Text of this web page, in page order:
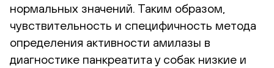
нормальных значений. Таким образом,
чувствительность и специфичность метода
определения активности амилазы в
диагностике панкреатита у собак низкие и